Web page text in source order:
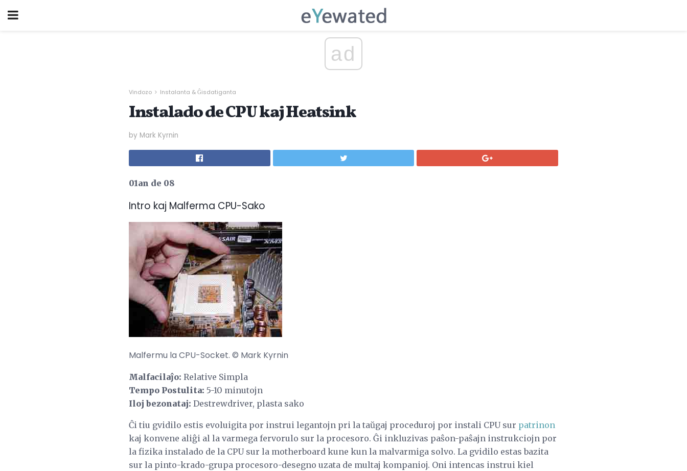
ad
Vindozo Instalanta & Ĝisdatiganta
Instalado de CPU kaj Heatsink
by Mark Kyrnin
01an de 08
Intro kaj Malferma CPU-Sako
Malfermu la CPU-Socket. © Mark Kyrnin
Malfacilaĵo: Relative Simpla
Tempo Postulita: 5-10 minutojn
Iloj bezonataj: Destrewdriver, plasta sako
Ĉi tiu gvidilo estis evoluigita por instrui legantojn pri la taŭgaj proceduroj por instali CPU sur patrinon
kaj konvene aliĝi al la varmega fervorulo sur la procesoro. Ĝi inkluzivas paŝon-paŝajn instrukciojn por
la fizika instalado de la CPU sur la motherboard kune kun la malvarmiga solvo. La gvidilo estas bazita
sur la pinto-krado-grupa procesoro-desegno uzata de multaj kompanioj. Oni intencas instrui kiel